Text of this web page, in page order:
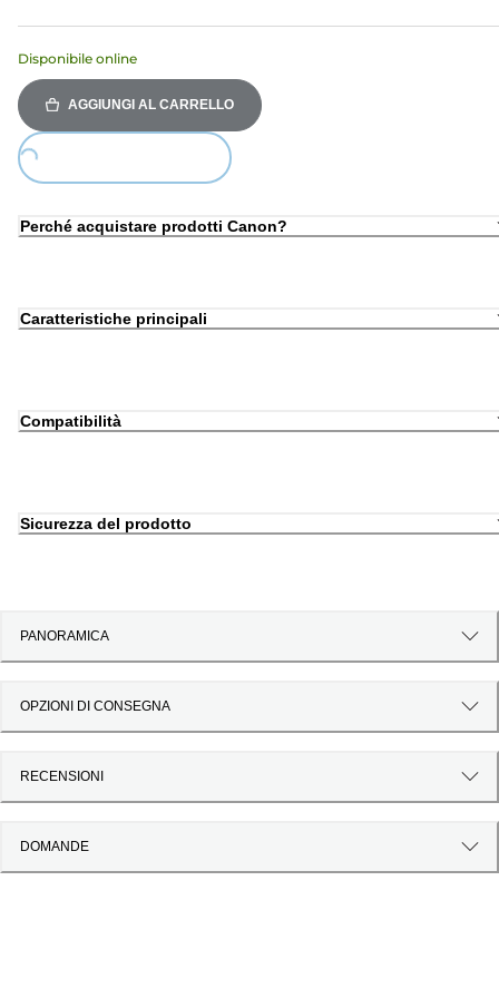
Disponibile online
AGGIUNGI AL CARRELLO
Perché acquistare prodotti Canon?
Caratteristiche principali
Compatibilità
Sicurezza del prodotto
PANORAMICA
OPZIONI DI CONSEGNA
RECENSIONI
DOMANDE